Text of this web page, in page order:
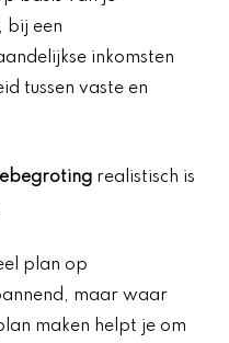
bij een
inkomsten
tussen vaste en
realistisch is
plan op
maar waar
maken helpt je om